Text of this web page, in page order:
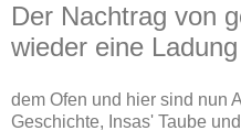
Der Nachtrag von
wieder eine
dem Ofen und hier sind nun
Geschichte, Insas' Taube